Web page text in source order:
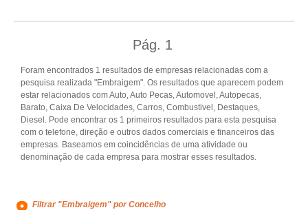
Pág. 1
Foram encontrados 1 resultados de empresas relacionadas com a
pesquisa realizada "Embraigem". Os resultados que aparecem podem
estar relacionados com Auto, Auto Pecas, Automovel, Autopecas,
Barato, Caixa De Velocidades, Carros, Combustivel, Destaques,
Diesel. Pode encontrar os 1 primeiros resultados para esta pesquisa
com o telefone, direção e outros dados comerciais e financeiros das
empresas. Baseamos em coincidências de uma atividade ou
denominação de cada empresa para mostrar esses resultados.
Filtrar "Embraigem" por Concelho